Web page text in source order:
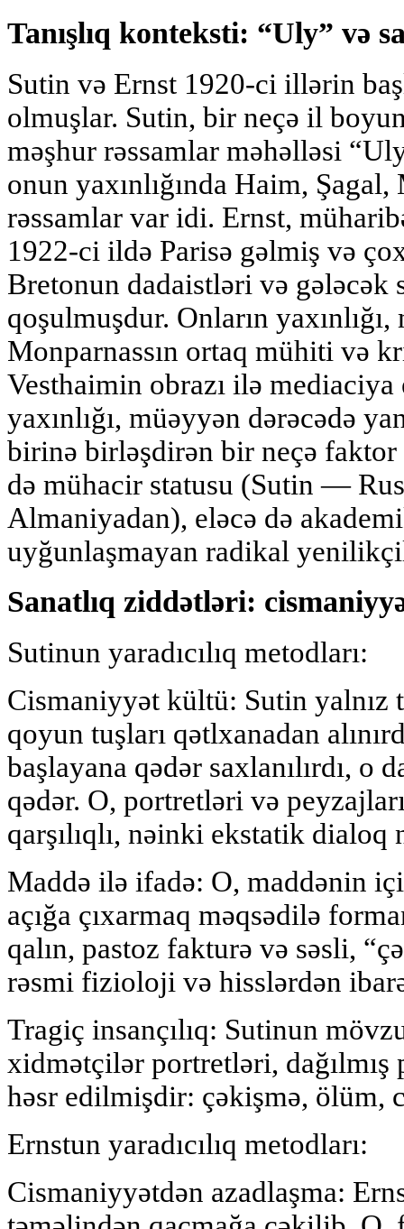
Tanışlıq konteksti: “Uly” və
Sutin və Ernst 1920-ci illərin
olmuşlar. Sutin, bir neçə il
məşhur rəssamlar məhəlləsi
onun yaxınlığında Haim,
rəssamlar var idi. Ernst,
1922-ci ildə Parisə gəlmiş və
Bretonun dadaistləri və gələcək
qoşulmuşdur. Onların
Monparnassın ortaq mühiti və
Vesthaimin obrazı ilə
yaxınlığı, müəyyən dərəcədə
birinə birləşdirən bir neçə
də mühacir statusu (Sutin —
Almaniyadan), eləcə də
uyğunlaşmayan radikal
Sanatlıq ziddətləri:
Sutinun yaradıcılıq metodları:
Cismaniyyət kültü: Sutin yalnız
qoyun tuşları qətlxanadan
başlayana qədər saxlanılırdı, o
qədər. O, portretləri və
qarşılıqlı, nəinki ekstatik dialoq
Maddə ilə ifadə: O, maddənin
açığa çıxarmaq məqsədilə
qalın, pastoz fakturə və səsli,
rəsmi fizioloji və hisslərdən
Tragiç insançılıq: Sutinun
xidmətçilər portretləri,
həsr edilmişdir: çəkişmə,
Ernstun yaradıcılıq metodları:
Cismaniyyətdən azadlaşma: